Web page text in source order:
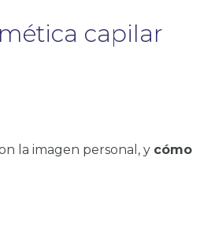
capilar
la imagen personal, y cómo